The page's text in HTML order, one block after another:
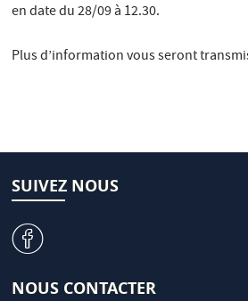
en date du 28/09 à 12.30.
Plus d’information vous seront
SUIVEZ NOUS
v
NOUS CONTACTER